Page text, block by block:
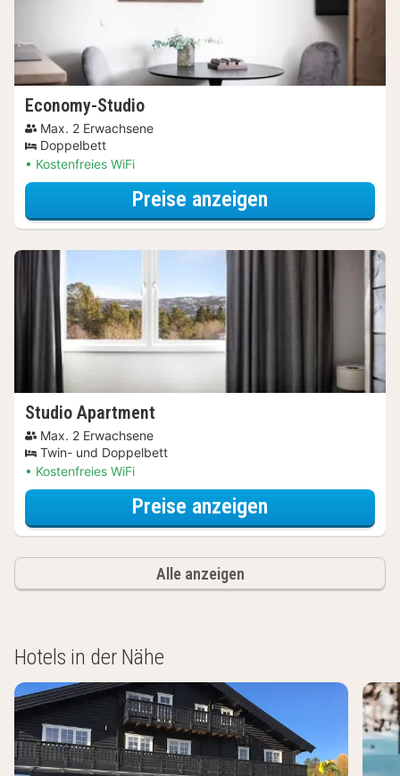
Economy-Studio
Max. 2 Erwachsene
Doppelbett
Kostenfreies WiFi
Preise anzeigen
Studio Apartment
Max. 2 Erwachsene
Twin- und Doppelbett
Kostenfreies WiFi
Preise anzeigen
Alle anzeigen
Hotels in der Nähe